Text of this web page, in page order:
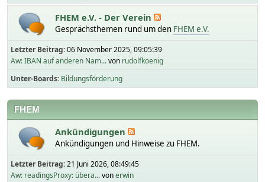
FHEM e.V. - Der Verein
Gesprächsthemen rund um den FHEM e.V.
Letzter Beitrag:06 November 2025, 09:05:39
Aw: IBAN auf anderen Nam...von rudolfkoenig
Unter-Boards Bildungsförderung
FHEM
Ankündigungen
Ankündigungen und Hinweise zu FHEM.
Letzter Beitrag:21 Juni 2026, 08:49:45
Aw: readingsProxy: übera...vonerwin